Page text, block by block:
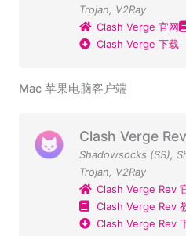
Trojan, V2Ray
Clash Verge 官网
Clash Verge 下载
Mac 苹果电脑客户端
Clash Verge Rev
Shadowsocks (SS),
Trojan, V2Ray
Clash Verge Rev
Clash Verge Rev
Clash Verge Rev